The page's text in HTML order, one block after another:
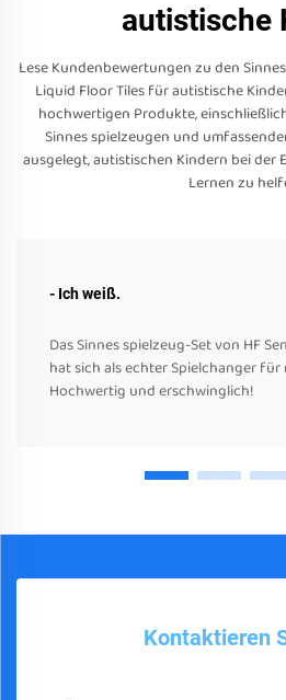
autistische
Lese Kundenbewertungen zu den
Liquid Floor Tiles für autistische
hochwertigen Produkte,
Sinnes spielzeugen und
ausgelegt, autistischen Kindern bei
Lernen zu
- Ich weiß.
Das Sinnes spielzeug-Set von HF
hat sich als echter Spielchanger für
Hochwertig und erschwinglich!
Kontaktieren